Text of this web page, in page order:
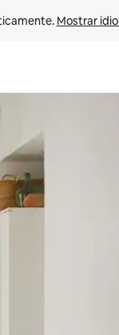
Mostrar
teclado ou